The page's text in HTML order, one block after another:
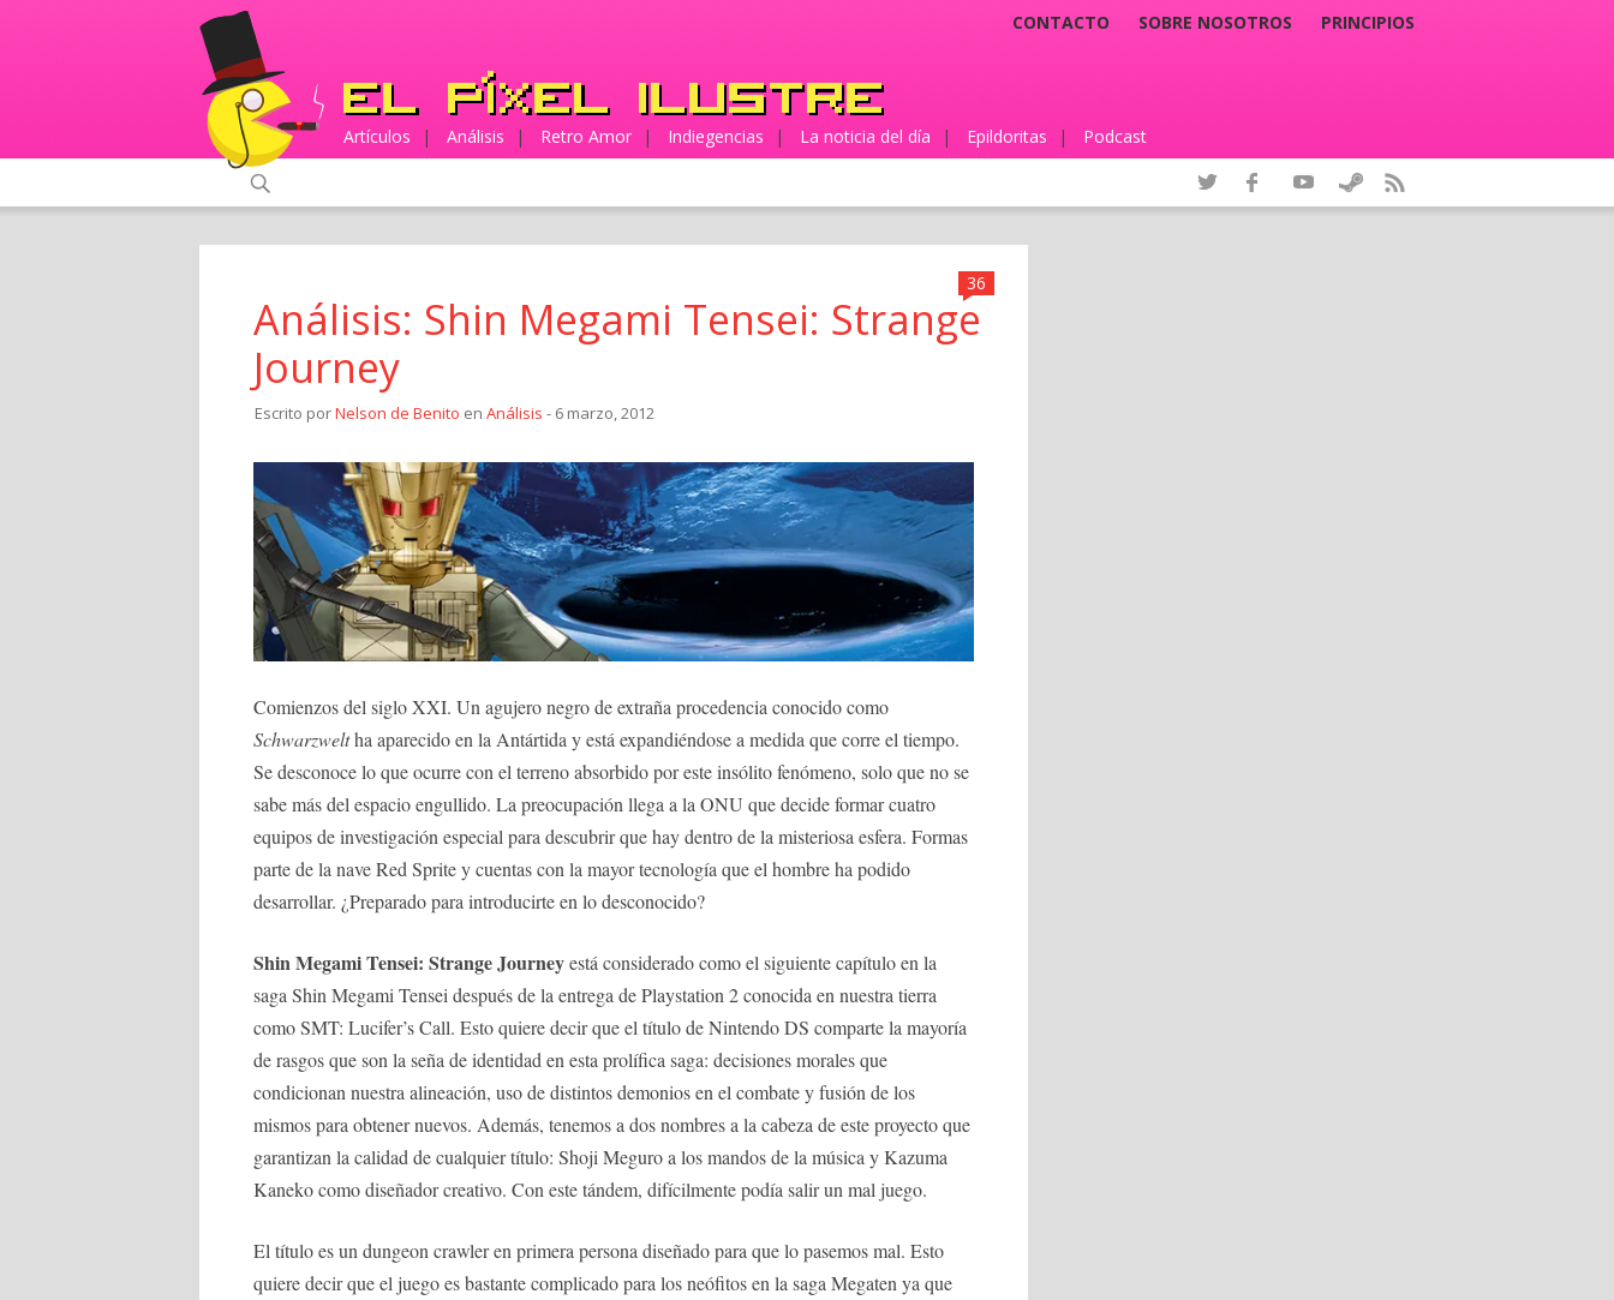
CONTACTO SOBRE NOSOTROS PRINCIPIOS
Artículos | Análisis | Retro Amor | Indiegencias | La noticia del día | Epildoritas | Podcast
36
Análisis: Shin Megami Tensei: Strange
Journey
Escrito porNelson de Benito en Análisis - 6 marzo, 2012
Comienzos del siglo XXI. Un agujero negro de extraña procedencia conocido como
Schwarzweltha aparecido en la Antártida y está expandiéndose a medida que corre el tiempo.
Se desconoce lo que ocurre con el terreno absorbido por este insólito fenómeno, solo que no se
sabe más del espacio engullido. La preocupación llega a la ONU que decide formar cuatro
equipos de investigación especial para descubrir que hay dentro de la misteriosa esfera. Formas
parte de la nave Red Sprite y cuentas con la mayor tecnología que el hombre ha podido
desarrollar. ¿Preparado para introducirte en lo desconocido?
Shin Megami Tensei: Strange Journeyestá considerado como el siguiente capítulo en la
saga Shin Megami Tensei después de la entrega de Playstation 2 conocida en nuestra tierra
como SMT: Lucifer’s Call. Esto quiere decir que el título de Nintendo DS comparte la mayoría
de rasgos que son la seña de identidad en esta prolífica saga: decisiones morales que
condicionan nuestra alineación, uso de distintos demonios en el combate y fusión de los
mismos para obtener nuevos. Además, tenemos a dos nombres a la cabeza de este proyecto que
garantizan la calidad de cualquier título: Shoji Meguro a los mandos de la música y Kazuma
Kaneko como diseñador creativo. Con este tándem, difícilmente podía salir un mal juego.
El título es un dungeon crawler en primera persona diseñado para que lo pasemos mal. Esto
quiere decir que el juego es bastante complicado para los neófitos en la saga Megaten ya que